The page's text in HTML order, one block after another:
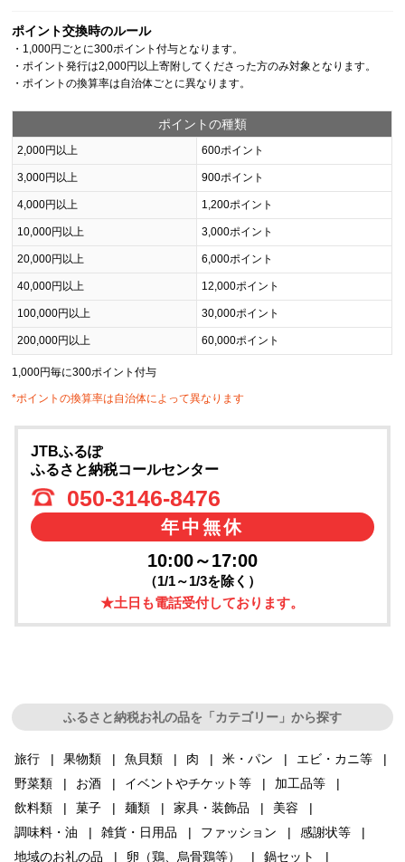
ポイント交換時のルール
・1,000円ごとに300ポイント付与となります。
・ポイント発行は2,000円以上寄附してくださった方のみ対象となります。
・ポイントの換算率は自治体ごとに異なります。
ポイントの種類
2,000円以上 600ポイント
3,000円以上 900ポイント
4,000円以上 1,200ポイント
10,000円以上 3,000ポイント
20,000円以上 6,000ポイント
40,000円以上 12,000ポイント
100,000円以上 30,000ポイント
200,000円以上 60,000ポイント
1,000円毎に300ポイント付与
*ポイントの換算率は自治体によって異なります
JTBふるぽ
ふるさと納税コールセンター
050-3146-8476
年中無休
10:00～17:00
（1/1～1/3を除く）
★土日も電話受付しております。
ふるさと納税お礼の品を「カテゴリー」から探す
旅行 果物類 魚貝類 肉 米・パン
エビ・カニ等
野菜類
お酒 イベントやチケット等
加工品等
飲料類
菓子 麺類 家具・装飾品
美容
調味料・油
雑貨・日用品 ファッション
感謝状等
地域のお礼の品
卵（鶏、烏骨鶏等）
鍋セット